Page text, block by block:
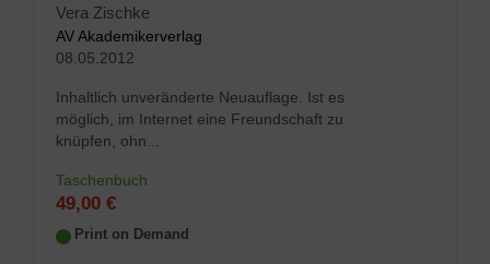
Vera Zischke
AV Akademikerverlag
08.05.2012
Inhaltlich unveränderte Neuauflage. Ist es
möglich, im Internet eine Freundschaft zu
knüpfen, ohn...
Taschenbuch
49,00 €
Print on Demand